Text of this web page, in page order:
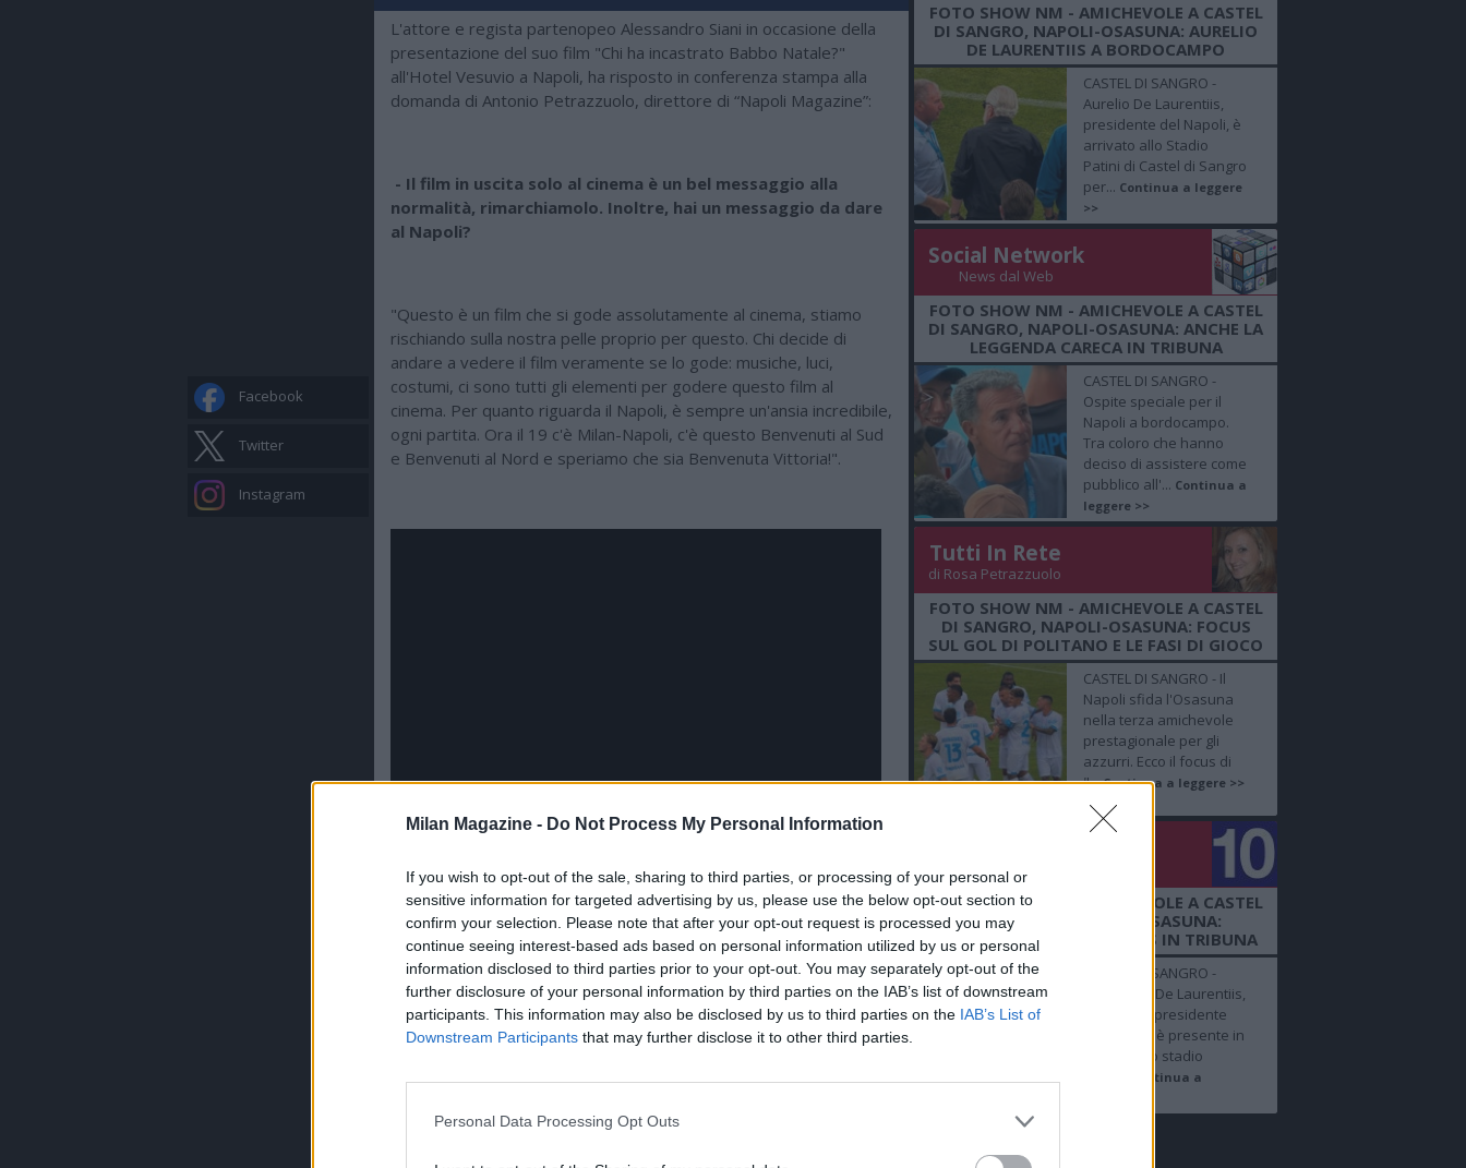
Milan Magazine - Do Not Process My Personal Information
If you wish to opt-out of the sale, sharing to third parties, or processing of your personal or
sensitive information for targeted advertising by us, please use the below opt-out section to
confirm your selection. Please note that after your opt-out request is processed you may
continue seeing interest-based ads based on personal information utilized by us or personal
information disclosed to third parties prior to your opt-out. You may separately opt-out of the
further disclosure of your personal information by third parties on the IAB’s list of downstream
participants. This information may also be disclosed by us to third parties on the IAB’s List of
Downstream Participants that may further disclose it to other third parties.
Personal Data Processing Opt Outs
Facebook
Twitter
Instagram
L'attore e regista partenopeo Alessandro Siani in occasione della
presentazione del suo film "Chi ha incastrato Babbo Natale?"
all'Hotel Vesuvio a Napoli, ha risposto in conferenza stampa alla
domanda di Antonio Petrazzuolo, direttore di “Napoli Magazine”:
- Il film in uscita solo al cinema è un bel messaggio alla
normalità, rimarchiamolo. Inoltre, hai un messaggio da dare
al Napoli?
"Questo è un film che si gode assolutamente al cinema, stiamo
rischiando sulla nostra pelle proprio per questo. Chi decide di
andare a vedere il film veramente se lo gode: musiche, luci,
costumi, ci sono tutti gli elementi per godere questo film al
cinema. Per quanto riguarda il Napoli, è sempre un'ansia incredibile,
ogni partita. Ora il 19 c'è Milan-Napoli, c'è questo Benvenuti al Sud
e Benvenuti al Nord e speriamo che sia Benvenuta Vittoria!".
ULTIMISSIME IN VETRINA
06.04 22:10 - FOTO NM - Napoli-Milan,
la coreografia in Curva A:
"Giochiamoci tutto!"
focus all’esterno dello Stadio
FOTO SHOW NM - AMICHEVOLE A CASTEL
DI SANGRO, NAPOLI-OSASUNA: AURELIO
DE LAURENTIIS A BORDOCAMPO
CASTEL DI SANGRO -
Aurelio De Laurentiis,
presidente del Napoli, è
arrivato allo Stadio
Patini di Castel di Sangro
per... Continua a leggere
>>
Social Network
News dal Web
FOTO SHOW NM - AMICHEVOLE A CASTEL
DI SANGRO, NAPOLI-OSASUNA: ANCHE LA
LEGGENDA CARECA IN TRIBUNA
CASTEL DI SANGRO -
Ospite speciale per il
Napoli a bordocampo.
Tra coloro che hanno
deciso di assistere come
pubblico all'... Continua a
leggere >>
Tutti In Rete
di Rosa Petrazzuolo
FOTO SHOW NM - AMICHEVOLE A CASTEL
DI SANGRO, NAPOLI-OSASUNA: FOCUS
SUL GOL DI POLITANO E LE FASI DI GIOCO
CASTEL DI SANGRO - Il
Napoli sfida l'Osasuna
nella terza amichevole
prestagionale per gli
azzurri. Ecco il focus di
"...Continua a leggere >>
del Numero 10
FOTO SHOW NM - AMICHEVOLE A CASTEL
DI SANGRO, NAPOLI-OSASUNA:
JACQUELINE DE LAURENTIIS IN TRIBUNA
CASTEL DI SANGRO -
Jacqueline De Laurentiis,
moglie del presidente
del Napoli, è presente in
tribuna allo stadio
Continua a